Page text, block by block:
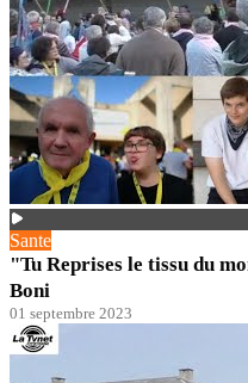
Sante
"Tu Reprises le tissu du
Boni
01 septembre 2023